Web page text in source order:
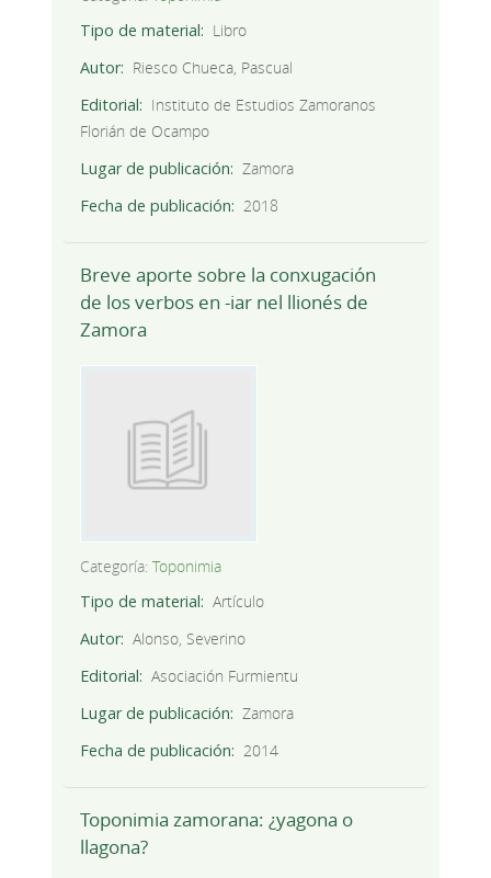
Tipo de material
Libro
Autor
Riesco Chueca, Pascual
Editorial
Instituto de Estudios Zamoranos
Florián de Ocampo
Lugar de publicación
Zamora
Fecha de publicación
2018
Breve aporte sobre la conxugación
de los verbos en -iar nel llionés de
Zamora
Categoría: Toponimia
Tipo de material
Artículo
Autor
Alonso, Severino
Editorial
Asociación Furmientu
Lugar de publicación
Zamora
Fecha de publicación
2014
Toponimia zamorana: ¿yagona o
llagona?